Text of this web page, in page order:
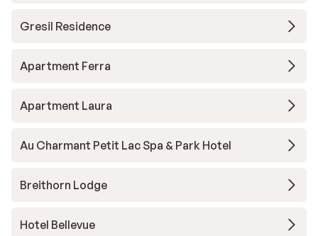
Gresil Residence
Apartment Ferra
Apartment Laura
Au Charmant Petit Lac Spa & Park Hotel
Breithorn Lodge
Hotel Bellevue